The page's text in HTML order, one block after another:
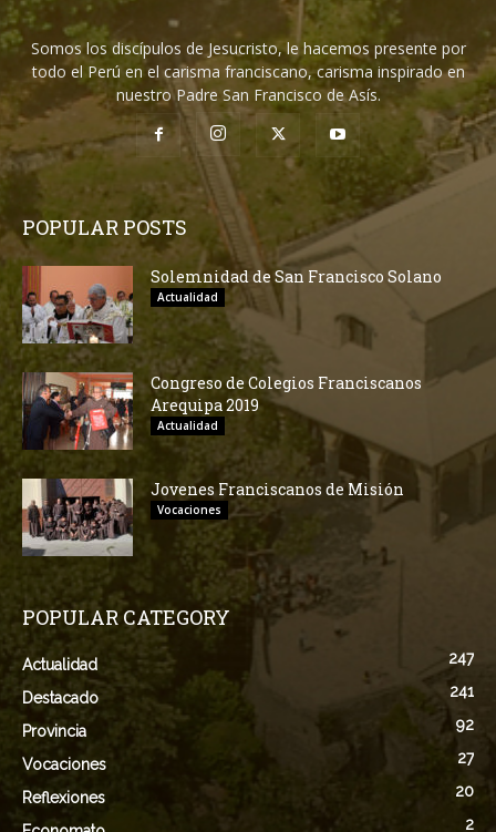
Somos los discípulos de Jesucristo, le hacemos presente por
todo el Perú en el carisma franciscano, carisma inspirado en
nuestro Padre San Francisco de Asís.
POPULAR POSTS
Solemnidad de San Francisco Solano
Actualidad
Congreso de Colegios Franciscanos
Arequipa 2019
Actualidad
Jovenes Franciscanos de Misión
Vocaciones
POPULAR CATEGORY
Actualidad 247
Destacado 241
Provincia 92
Vocaciones 27
Reflexiones 20
2